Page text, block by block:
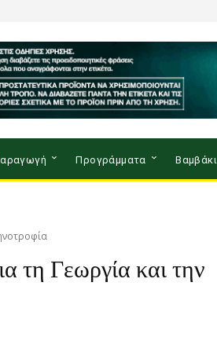
Προγράμματα Βαμβάκι
τη Γεωργία και την